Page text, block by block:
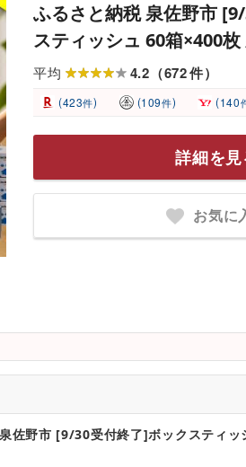
ふるさと納税 泉佐野市
スティッシュ 60箱×400
平均 4.2 （672件）
(423件) (109件) (140
詳細を見
お気に
佐野市 [9/30受付終了]ボックスティ